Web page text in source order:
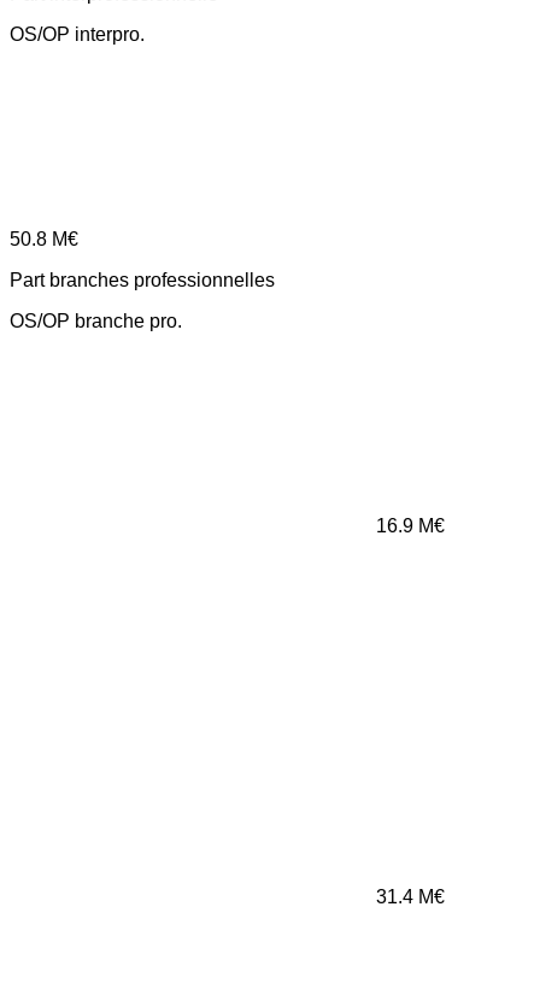
OS/OP interpro.
50.8 M€
Part branches professionnelles
OS/OP branche pro.
16.9 M€
31.4 M€